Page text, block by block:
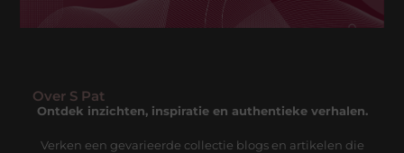
Over S Pat
Ontdek inzichten, inspiratie en authentieke verhalen.
Verken een gevarieerde collectie blogs en artikelen die